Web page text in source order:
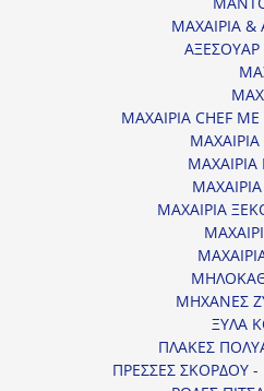
ΜΑΧΑΙΡΙΑ
ΑΞΕΣΟΥΑΡ
ΜΑΧΑΙΡΙΑ CHEF
ΜΑΧΑΙΡΙΑ
ΜΑΧΑΙΡΙΑ
ΜΗΧΑΝΕΣ
ΞΥΛΑ
ΠΛΑΚΕΣ
ΠΡΕΣΣΕΣ ΣΚΟΡΔΟΥ -